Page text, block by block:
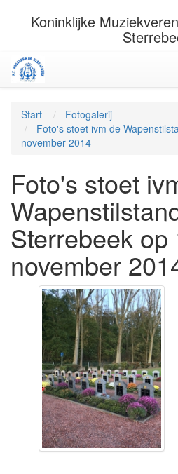
Koninklijke
Start
Fotogalerij
Foto's stoet ivm de
november 2014
Foto's stoet
Sterrebeek op
november